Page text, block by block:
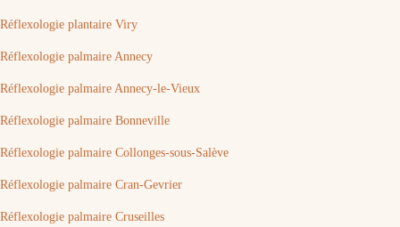
Réflexologie plantaire Viry
Réflexologie palmaire Annecy
Réflexologie palmaire Annecy-le-Vieux
Réflexologie palmaire Bonneville
Réflexologie palmaire Collonges-sous-Salève
Réflexologie palmaire Cran-Gevrier
Réflexologie palmaire Cruseilles